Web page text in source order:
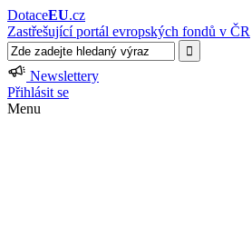
DotaceEU.cz
Zastřešující portál evropských fondů v ČR
Newslettery
Přihlásit se
Menu